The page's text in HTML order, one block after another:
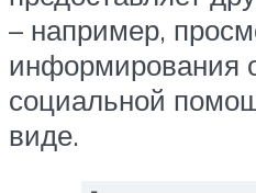
– например,
информирования
социальной
виде.